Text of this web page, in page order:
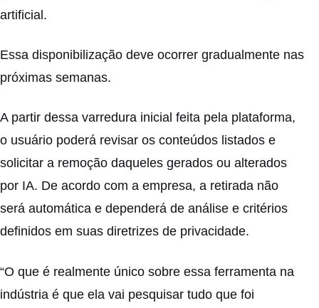
artificial.
Essa disponibilização deve ocorrer gradualmente nas
próximas semanas.
A partir dessa varredura inicial feita pela plataforma,
o usuário poderá revisar os conteúdos listados e
solicitar a remoção daqueles gerados ou alterados
por IA. De acordo com a empresa, a retirada não
será automática e dependerá de análise e critérios
definidos em suas diretrizes de privacidade.
“O que é realmente único sobre essa ferramenta na
indústria é que ela vai pesquisar tudo que foi